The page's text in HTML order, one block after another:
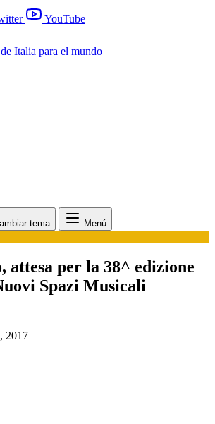
YouTube
Italia para el mundo
tema Menú
attesa per la 38^ edizione
Spazi Musicali
2017